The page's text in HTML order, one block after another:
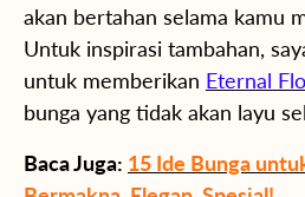
akan bertahan selama kamu
Untuk inspirasi tambahan,
untuk memberikan Eternal
bunga yang tidak akan layu
Baca Juga: 15 Ide Bunga